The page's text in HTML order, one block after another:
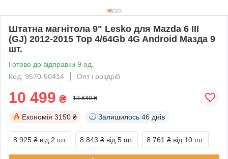
Штатна магнітола 9" Lesko для Mazda 6 III
(GJ) 2012-2015 Top 4/64Gb 4G Android Мазда 9
шт.
Готово до відправки 9 од.
Код: 9570-50414
Опт і роздріб
10 499 ₴ 13 649 ₴
Економія 3150 ₴ Залишилось 46 днів
8 925 ₴ від 2 шт. 8 843 ₴ від 5 шт. 8 761 ₴ від 10 шт.